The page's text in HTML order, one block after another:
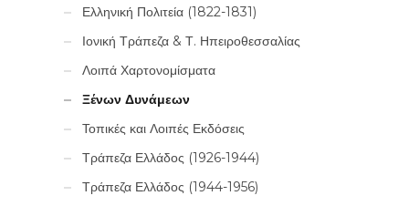
Ελληνική Πολιτεία (1822-1831)
Ιονική Τράπεζα & Τ. Ηπειροθεσσαλίας
Λοιπά Χαρτονομίσματα
Ξένων Δυνάμεων
Τοπικές και Λοιπές Εκδόσεις
Τράπεζα Ελλάδος (1926-1944)
Τράπεζα Ελλάδος (1944-1956)